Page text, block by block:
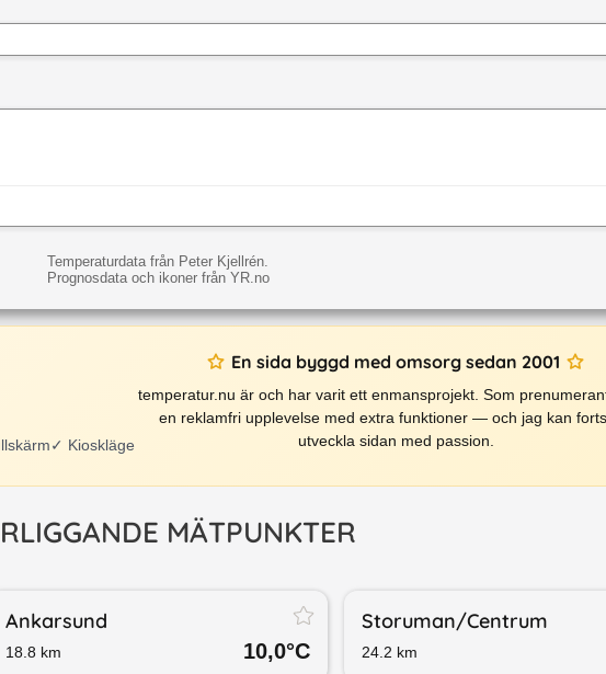
Temperaturdata från Peter Kjellrén.
Prognosdata och ikoner från YR.no
✓ Kioskläge
En sida byggd med omsorg sedan 2001
temperatur.nu är och har varit ett enmansprojekt. Som
en reklamfri upplevelse med extra funktioner — och jag kan
utveckla sidan med passion.
MÄTPUNKTER
Ankarsund
18.8 km 10,0°C
Storuman/​Centrum
24.2 km